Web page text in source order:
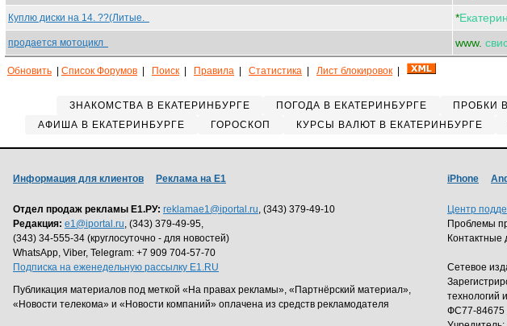
Куплю диски на 14. ??(Литые. *
продается мотоцикл www.
Обновить Список Форумов Поиск Правила Статистика Лист блокировок
ЗНАКОМСТВА В ЕКАТЕРИНБУРГЕ ПОГОДА В ЕКАТЕРИНБУРГЕ ПРОБКИ
АФИША В ЕКАТЕРИНБУРГЕ
ГОРОСКОП КУРСЫ ВАЛЮТ В ЕКАТЕРИНБУРГЕ
Информация для клиентов Реклама на Е1
Отдел продаж рекламы Е1.РУ: reklamae1@iportal.ru, (343) 379-49-10
Редакция: e1@iportal.ru, (343) 379-49-95,
(343) 34-555-34 (круглосуточно - для новостей)
WhatsApp, Viber, Telegram: +7 909 704-57-70
Подписка на еженедельную рассылку E1.RU
Публикация материалов под меткой «На правах рекламы», «Партнёрский материал»,
«Новости телекома» и «Новости компаний» оплачена из средств рекламодателя
iPhone
Центр
Проблемы
Контактные
Сетевое
технологий
ФС77-84675